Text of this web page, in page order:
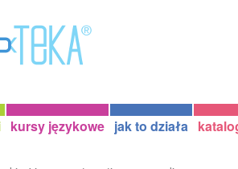
kursy językowe jak to działa